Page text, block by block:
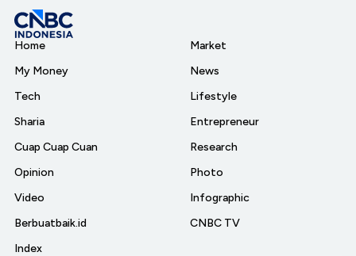
Home
My Money
Tech
Sharia
Cuap Cuap Cuan
Opinion
Video
Berbuatbaik.id
Index
Market
News
Lifestyle
Entrepreneur
Research
Photo
Infographic
CNBC TV